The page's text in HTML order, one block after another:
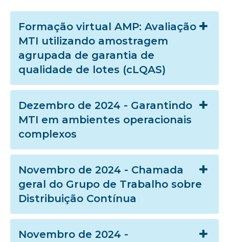
Formação virtual AMP: Avaliação
MTI utilizando amostragem
agrupada de garantia de
qualidade de lotes (cLQAS)
Dezembro de 2024 - Garantindo
MTI em ambientes operacionais
complexos
Novembro de 2024 - Chamada
geral do Grupo de Trabalho sobre
Distribuição Contínua
Novembro de 2024 -